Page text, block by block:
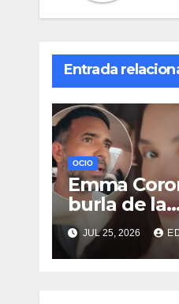
Entrada
OCIO
Emma
burla de la
tendencia
triple”;
JUL 25, 2026